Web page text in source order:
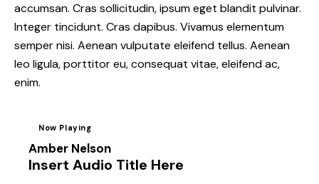
accumsan. Cras sollicitudin, ipsum eget blandit pulvinar.
Integer tincidunt. Cras dapibus. Vivamus elementum
semper nisi. Aenean vulputate eleifend tellus. Aenean
leo ligula, porttitor eu, consequat vitae, eleifend ac,
enim.
Now Playing
Amber Nelson
Insert Audio Title Here